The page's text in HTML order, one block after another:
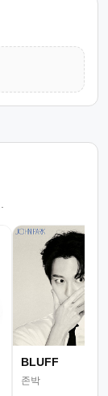
BLUFF
존박